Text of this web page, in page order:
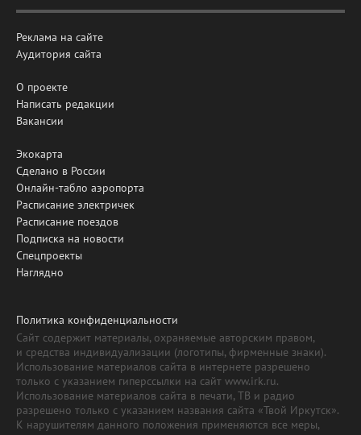
Реклама на сайте
Аудитория сайта
О проекте
Написать редакции
Вакансии
Экокарта
Сделано в России
Онлайн-табло аэропорта
Расписание электричек
Расписание поездов
Подписка на новости
Спецпроекты
Наглядно
Политика конфиденциальности
Сайт содержит материалы, охраняемые авторским правом,
и средства индивидуализации (логотипы, фирменные знаки).
Использование материалов сайта в интернете разрешено
только с указанием гиперссылки на сайт www.irk.ru.
Использование материалов сайта в печати, ТВ и радио
разрешено только с указанием названия сайта «Твой Иркутск».
К нарушителям данного положения применяются все меры,